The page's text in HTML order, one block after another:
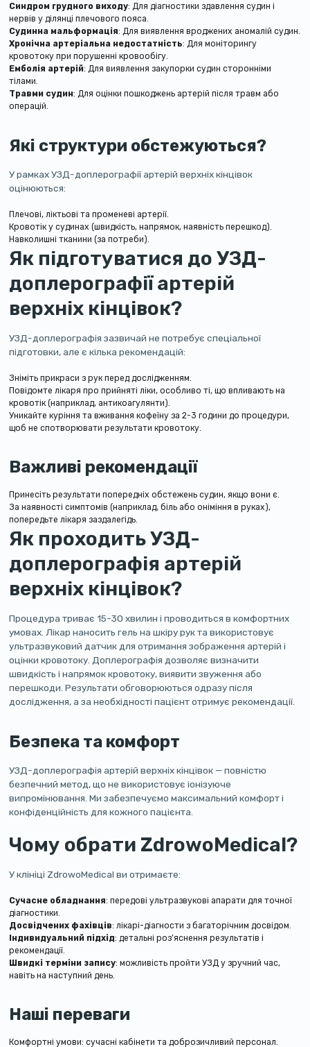
Синдром грудного виходу: Для діагностики здавлення судин і
нервів у ділянці плечового пояса.
Судинна мальформація: Для виявлення вроджених аномалій судин.
Хронічна артеріальна недостатність: Для моніторингу
кровотоку при порушенні кровообігу.
Емболія артерій: Для виявлення закупорки судин сторонніми
тілами.
Травми судин: Для оцінки пошкоджень артерій після травм або
операцій.
Які структури обстежуються?
У рамках УЗД-доплерографії артерій верхніх кінцівок
оцінюються:
Плечові, ліктьові та променеві артерії.
Кровотік у судинах (швидкість, напрямок, наявність перешкод).
Навколишні тканини (за потреби).
Як підготуватися до УЗД-
доплерографії артерій
верхніх кінцівок?
УЗД-доплерографія зазвичай не потребує спеціальної
підготовки, але є кілька рекомендацій:
Зніміть прикраси з рук перед дослідженням.
Повідомте лікаря про прийняті ліки, особливо ті, що впливають на
кровотік (наприклад, антикоагулянти).
Уникайте куріння та вживання кофеїну за 2-3 години до процедури,
щоб не спотворювати результати кровотоку.
Важливі рекомендації
Принесіть результати попередніх обстежень судин, якщо вони є.
За наявності симптомів (наприклад, біль або оніміння в руках),
попередьте лікаря заздалегідь.
Як проходить УЗД-
доплерографія артерій
верхніх кінцівок?
Процедура триває 15-30 хвилин і проводиться в комфортних
умовах. Лікар наносить гель на шкіру рук та використовує
ультразвуковий датчик для отримання зображення артерій і
оцінки кровотоку. Доплерографія дозволяє визначити
швидкість і напрямок кровотоку, виявити звуження або
перешкоди. Результати обговорюються одразу після
дослідження, а за необхідності пацієнт отримує рекомендації.
Безпека та комфорт
УЗД-доплерографія артерій верхніх кінцівок — повністю
безпечний метод, що не використовує іонізуюче
випромінювання. Ми забезпечуємо максимальний комфорт і
конфіденційність для кожного пацієнта.
Чому обрати ZdrowoMedical?
У клініці ZdrowoMedical ви отримаєте:
Сучасне обладнання: передові ультразвукові апарати для точної
діагностики.
Досвідчених фахівців: лікарі-діагности з багаторічним досвідом.
Індивидуальний підхід: детальні роз’яснення результатів і
рекомендації.
Швидкі терміни запису: можливість пройти УЗД у зручний час,
навіть на наступний день.
Наші переваги
Комфортні умови: сучасні кабінети та доброзичливий персонал.